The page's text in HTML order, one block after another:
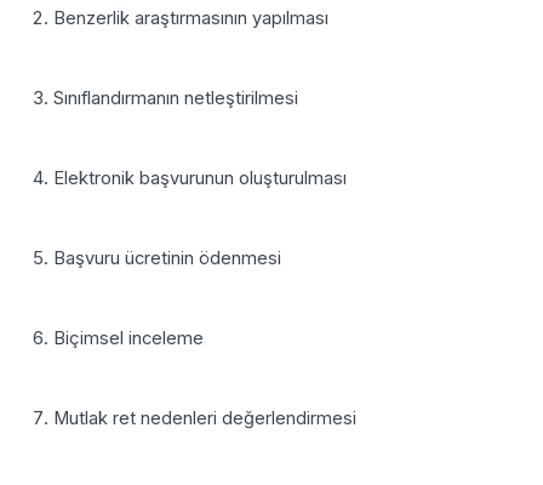
Benzerlik araştırmasının yapılması
Sınıflandırmanın netleştirilmesi
Elektronik başvurunun oluşturulması
Başvuru ücretinin ödenmesi
Biçimsel inceleme
Mutlak ret nedenleri değerlendirmesi